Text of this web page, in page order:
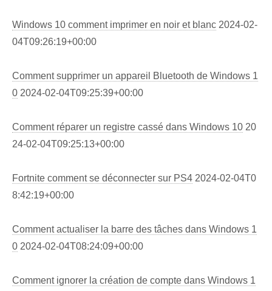
Windows 10 comment imprimer en noir et blanc 2024-02-
04T09:26:19+00:00
Comment supprimer un appareil Bluetooth de Windows 1
0 2024-02-04T09:25:39+00:00
Comment réparer un registre cassé dans Windows 10 20
24-02-04T09:25:13+00:00
Fortnite comment se déconnecter sur PS4 2024-02-04T0
8:42:19+00:00
Comment actualiser la barre des tâches dans Windows 1
0 2024-02-04T08:24:09+00:00
Comment ignorer la création de compte dans Windows 1